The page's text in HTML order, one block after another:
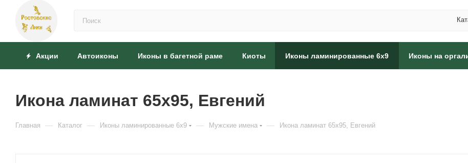
Акции Автоиконы Иконы в багетной раме Киоты Иконы ламинированные 6x9 Иконы на
Икона ламинат 65x95, Евгений
Главная — Каталог — Иконы ламинированные 6x9 — Мужские имена — Икона ламинат 65x95, Евгений